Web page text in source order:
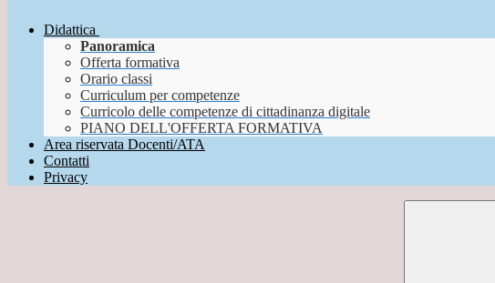
Didattica
Panoramica
Offerta formativa
Orario classi
Curriculum per competenze
Curricolo delle competenze di cittadinanza digitale
PIANO DELL'OFFERTA FORMATIVA
Area riservata Docenti/ATA
Contatti
Privacy